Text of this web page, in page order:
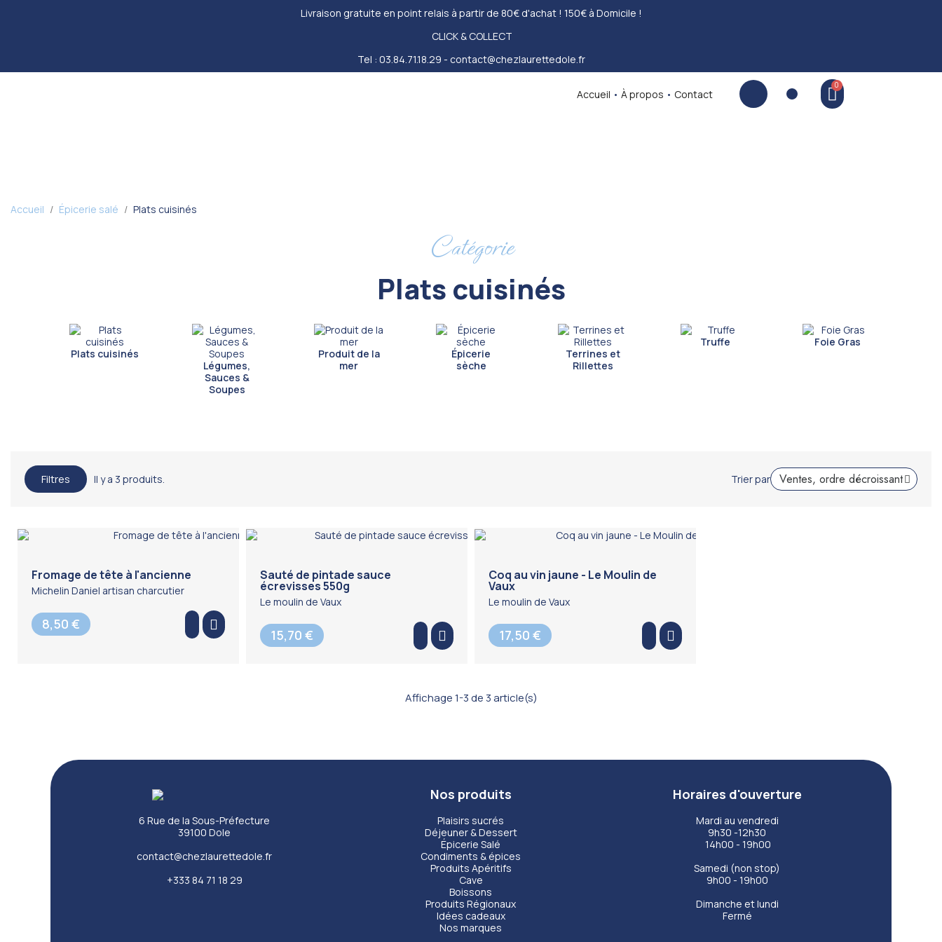
Livraison gratuite en point relais à partir de 80€ d'achat ! 150€ à Domicile !
CLICK & COLLECT
Tel : 03.84.71.18.29 - contact@chezlaurettedole.fr
Accueil •À propos • Contact
Accueil Épicerie salé Plats cuisinés
Catégorie
Plats cuisinés
Plats cuisinés
Légumes,
Sauces &
Soupes
Produit de la
mer
Épicerie
sèche
Terrines et
Rillettes
Truffe Foie Gras
Filtres Il y a 3 produits. Trier par
Fromage de tête à l'ancienne
Michelin Daniel artisan charcutier
8,50 €
Sauté de pintade sauce
écrevisses 550g
Le moulin de Vaux
15,70 €
Coq au vin jaune - Le Moulin de
Vaux
Le moulin de Vaux
17,50 €
Affichage 1-3 de 3 article(s)
6 Rue de la Sous-Préfecture
39100 Dole
contact@chezlaurettedole.fr
+333 84 71 18 29
Nos produits
Plaisirs sucrés
Déjeuner & Dessert
Épicerie Salé
Condiments & épices
Produits Apéritifs
Cave
Boissons
Produits Régionaux
Idées cadeaux
Nos marques
Horaires d'ouverture
Mardi au vendredi
9h30 -12h30
14h00 - 19h00
Samedi (non stop)
9h00 - 19h00
Dimanche et lundi
Fermé